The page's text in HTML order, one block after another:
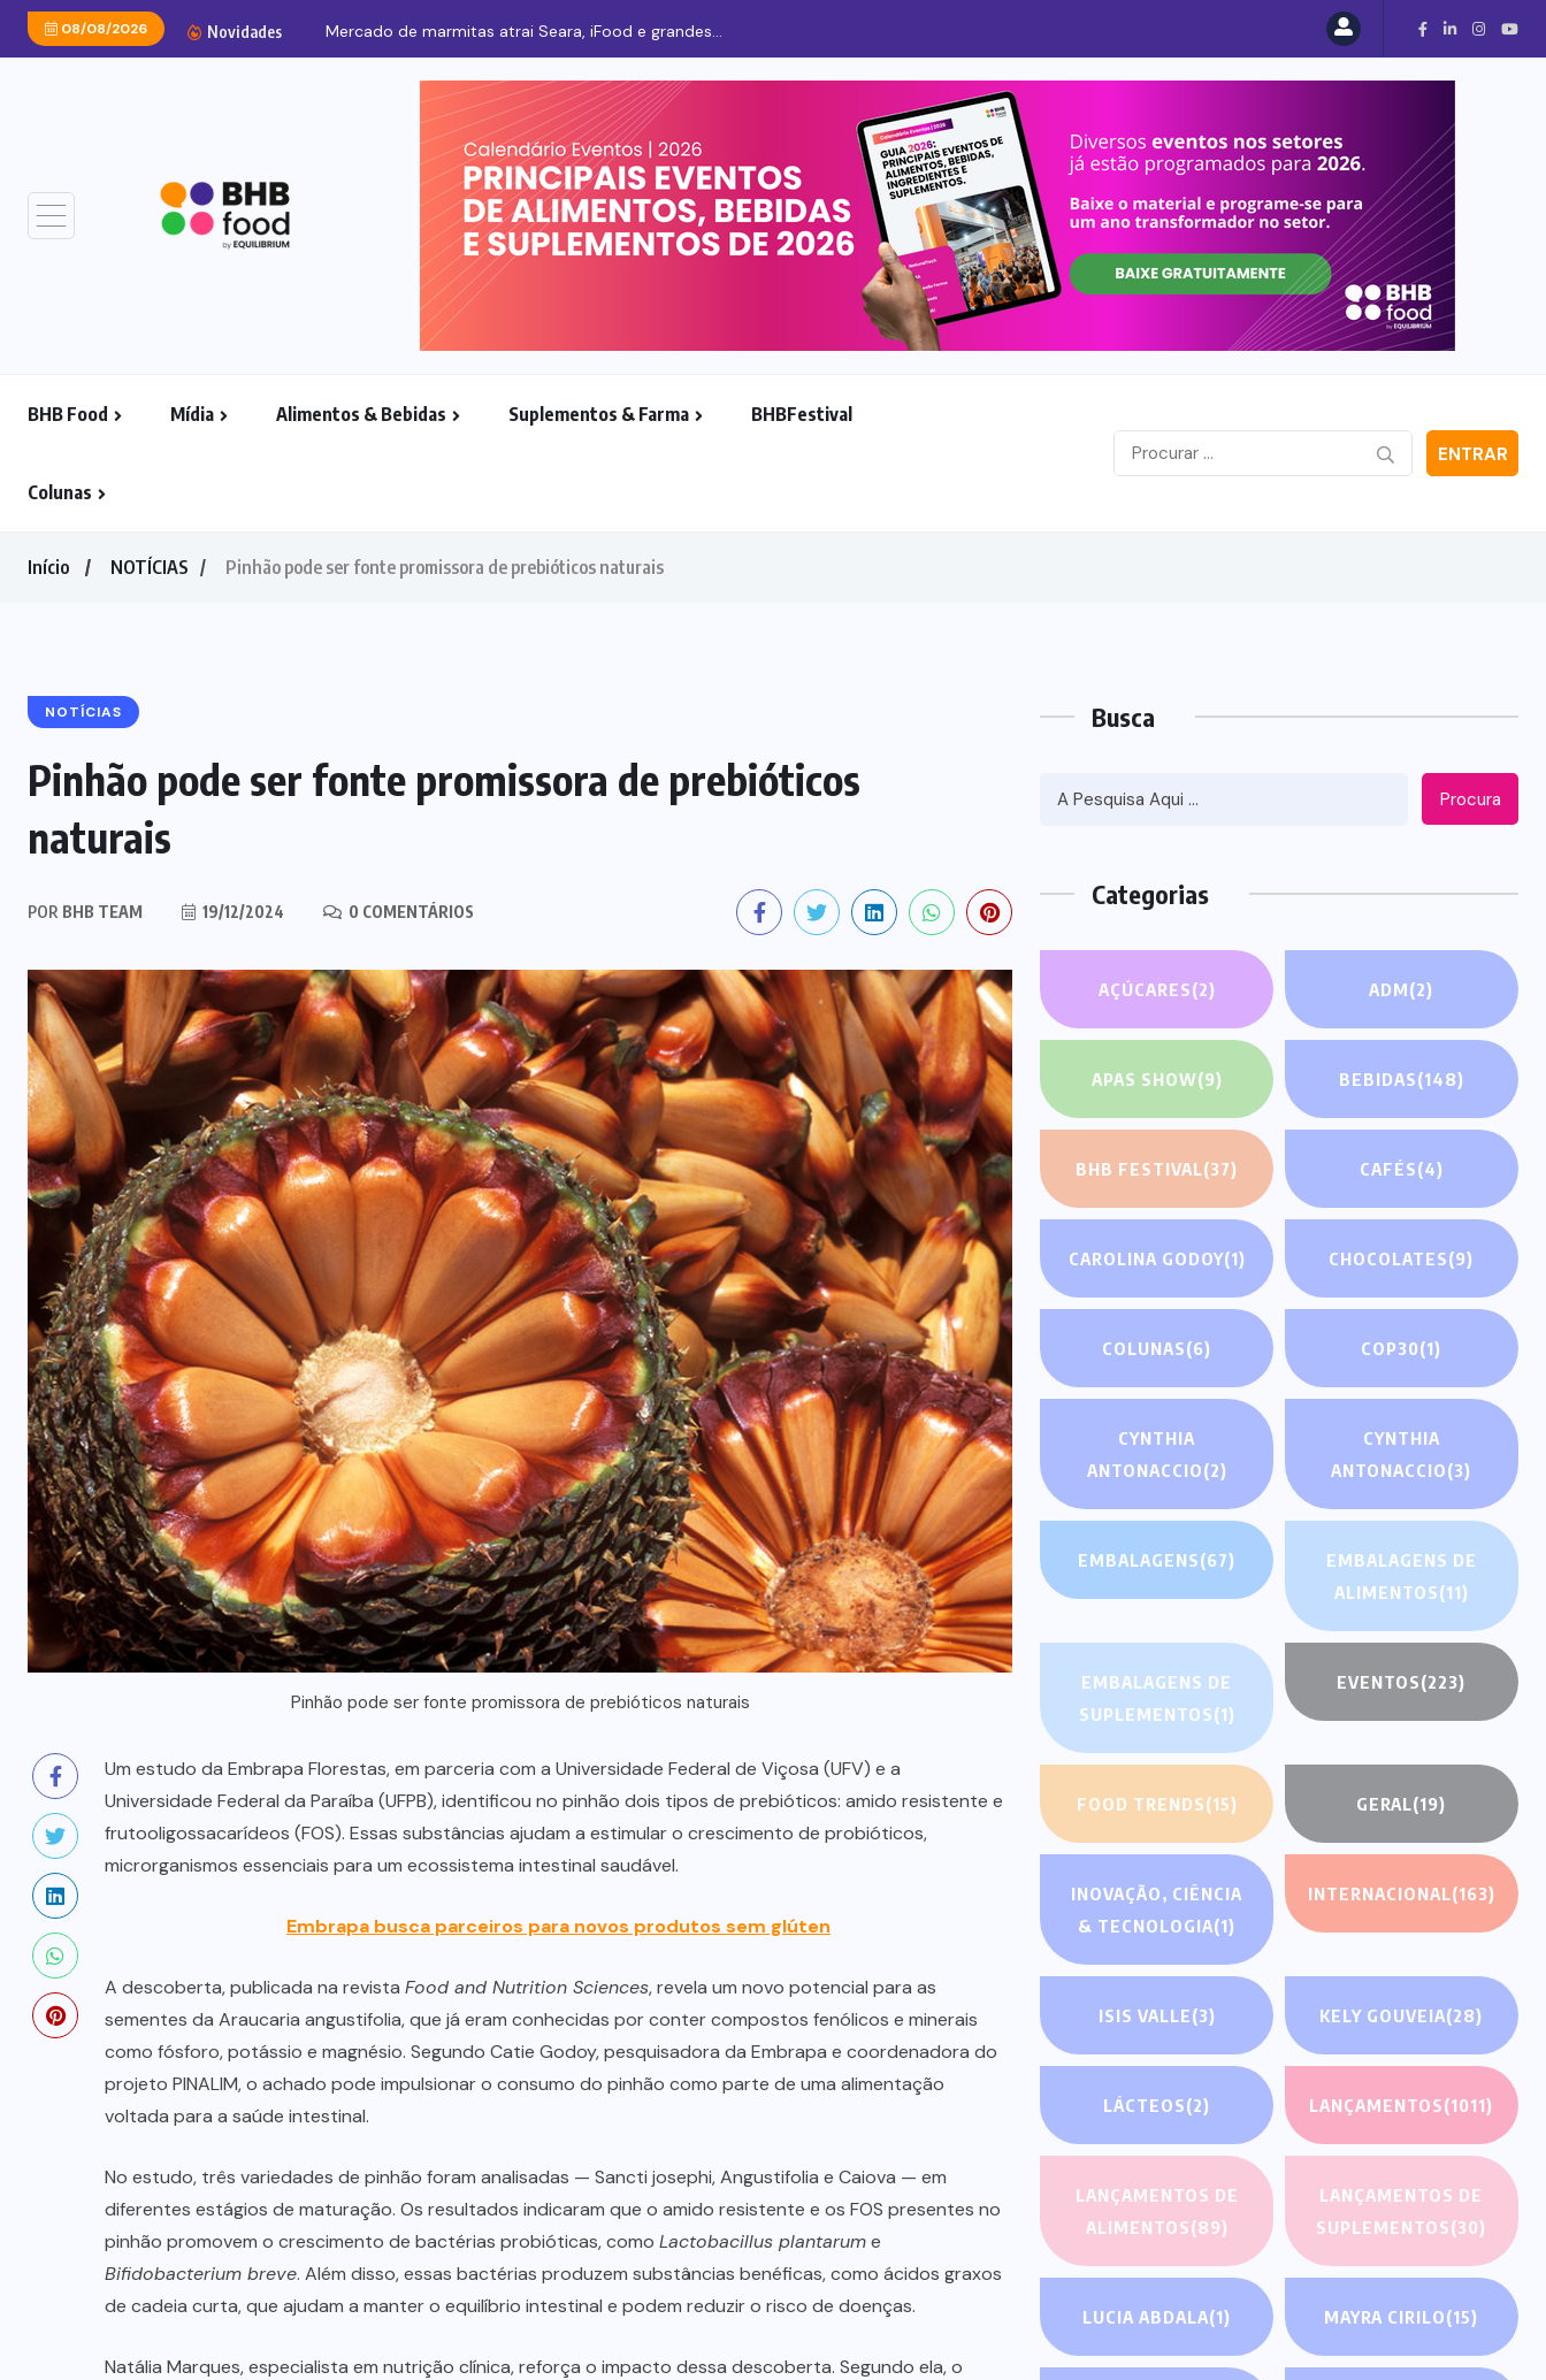
08/08/2026 Novidades Bauducco inaugura maior fábrica nos Estados Unidos
BHB Food Mídia Alimentos & Bebidas Suplementos & Farma BHBFestival
Colunas
ENTRAR
Início NOTÍCIAS Pinhão pode ser fonte promissora de prebióticos naturais
NOTÍCIAS
Pinhão pode ser fonte promissora de prebióticos
naturais
POR BHB TEAM 19/12/2024 0 COMENTÁRIOS
Pinhão pode ser fonte promissora de prebióticos naturais
Um estudo da Embrapa Florestas, em parceria com a Universidade Federal de Viçosa (UFV) e a
Universidade Federal da Paraíba (UFPB), identificou no pinhão dois tipos de prebióticos: amido resistente e
frutooligossacarídeos (FOS). Essas substâncias ajudam a estimular o crescimento de probióticos,
microrganismos essenciais para um ecossistema intestinal saudável.
Embrapa busca parceiros para novos produtos sem glúten
A descoberta, publicada na revista Food and Nutrition Sciences, revela um novo potencial para as
sementes da Araucaria angustifolia, que já eram conhecidas por conter compostos fenólicos e minerais
como fósforo, potássio e magnésio. Segundo Catie Godoy, pesquisadora da Embrapa e coordenadora do
projeto PINALIM, o achado pode impulsionar o consumo do pinhão como parte de uma alimentação
voltada para a saúde intestinal.
No estudo, três variedades de pinhão foram analisadas — Sancti josephi, Angustifolia e Caiova — em
diferentes estágios de maturação. Os resultados indicaram que o amido resistente e os FOS presentes no
pinhão promovem o crescimento de bactérias probióticas, como Lactobacillus plantarume
Bifidobacterium breve. Além disso, essas bactérias produzem substâncias benéficas, como ácidos graxos
de cadeia curta, que ajudam a manter o equilíbrio intestinal e podem reduzir o risco de doenças.
Natália Marques, especialista em nutrição clínica, reforça o impacto dessa descoberta. Segundo ela, o
Busca
Procura
Categorias
AÇÚCARES(2) ADM(2)
APAS SHOW(9) BEBIDAS(148)
BHB FESTIVAL(37) CAFÉS(4)
CAROLINA GODOY(1) CHOCOLATES(9)
COLUNAS(6) COP30(1)
CYNTHIA
ANTONACCIO(2)
CYNTHIA
ANTONACCIO(3)
EMBALAGENS(67)
EMBALAGENS DE
ALIMENTOS(11)
EMBALAGENS DE
SUPLEMENTOS(1)
EVENTOS(223)
FOOD TRENDS(15) GERAL(19)
INOVAÇÃO, CIÊNCIA
& TECNOLOGIA(1)
INTERNACIONAL(163)
ISIS VALLE(3) KELY GOUVEIA(28)
LÁCTEOS(2) LANÇAMENTOS(1011)
LANÇAMENTOS DE
ALIMENTOS(89)
LANÇAMENTOS DE
SUPLEMENTOS(30)
LUCIA ABDALA(1) MAYRA CIRILO(15)